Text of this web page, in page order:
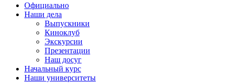
Официально
Наши дела
Выпускники
Киноклуб
Экскурсии
Презентации
Наш досуг
Начальный курс
Наши университеты